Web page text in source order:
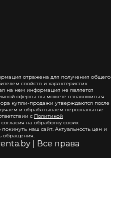
отражена для получения общего
свойств и характеристик
на нем информация не является
оферты вы можете ознакомиться
купли-продажи утверждаются после
и обрабатываем персональные
с Политикой
на обработку своих
наш сайт. Актуальность цен и
обращения.
| Все права